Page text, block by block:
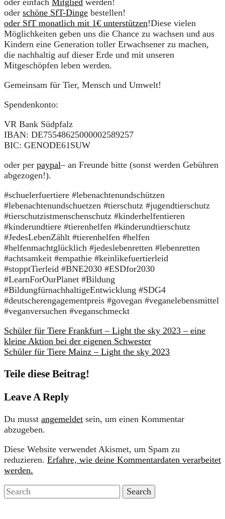
oder einfach Mitglied werden!
oder schöne SfT-Dinge bestellen!
oder SfT monatlich mit 1€ unterstützen!Diese vielen
Möglichkeiten geben uns die Chance zu wachsen und aus
Kindern eine Generation toller Erwachsener zu machen,
die nachhaltig auf dieser Erde und mit unseren
Mitgeschöpfen leben werden.
Gemeinsam für Tier, Mensch und Umwelt!
Spendenkonto:
VR Bank Südpfalz
IBAN: DE75548625000002589257
BIC: GENODE61SUW
oder per paypal– an Freunde bitte (sonst werden Gebühren
abgezogen!).
#schuelerfuertiere #lebenachtenundschützen
#lebenachtenundschuetzen #tierschutz #jugendtierschutz
#tierschutzistmenschenschutz #kinderhelfentieren
#kinderundtiere #tierenhelfen #kinderundtierschutz
#JedesLebenZählt #tierenhelfen #helfen
#helfenmachtglücklich #jedeslebenretten #lebenretten
#achtsamkeit #empathie #keinlikefuertierleid
#stopptTierleid #BNE2030 #ESDfor2030
#LearnForOurPlanet #Bildung
#BildungfürnachhaltigeEntwicklung #SDG4
#deutscherengagementpreis #govegan #veganelebensmittel
#veganversuchen #veganschmeckt
Schüler für Tiere Frankfurt – Light the sky 2023 – eine
kleine Aktion bei der eigenen Schwester
Schüler für Tiere Mainz – Light the sky 2023
Teile diese Beitrag!
Leave A Reply
Du musst angemeldet sein, um einen Kommentar
abzugeben.
Diese Website verwendet Akismet, um Spam zu
reduzieren. Erfahre, wie deine Kommentardaten verarbeitet
werden.